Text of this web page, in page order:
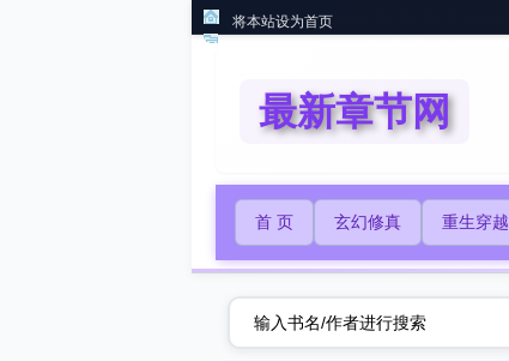
将本站设为首页
最新章节网
首 页 玄幻修真 重生穿越